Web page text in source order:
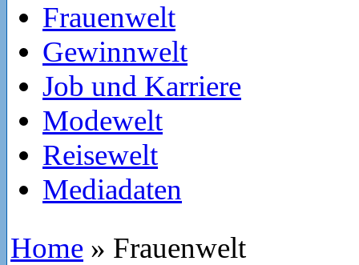
Frauenwelt
Gewinnwelt
Job und Karriere
Modewelt
Reisewelt
Mediadaten
Home » Frauenwelt